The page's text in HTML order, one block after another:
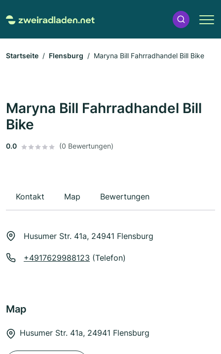
Startseite Flensburg Maryna Bill Fahrradhandel Bill Bike
Maryna Bill Fahrradhandel Bill
Bike
0.0 (0 Bewertungen)
Kontakt Map Bewertungen
Husumer Str. 41a, 24941 Flensburg
+4917629988123 (Telefon)
Map
Husumer Str. 41a, 24941 Flensburg